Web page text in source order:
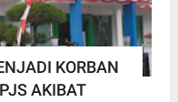
KORBAN
AKIBAT